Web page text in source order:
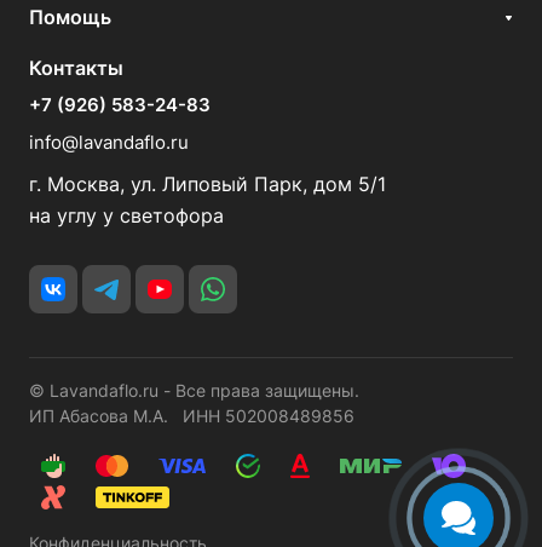
Помощь
Контакты
+7 (926) 583-24-83
info@lavandaflo.ru
г. Москва, ул. Липовый Парк, дом 5/1
на углу у светофора
© Lavandaflo.ru - Все права защищены.
ИП Абасова М.А. ИНН 502008489856